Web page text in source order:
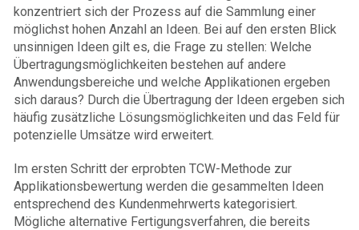
konzentriert sich der Prozess auf die Sammlung einer
möglichst hohen Anzahl an Ideen. Bei auf den ersten Blick
unsinnigen Ideen gilt es, die Frage zu stellen: Welche
Übertragungsmöglichkeiten bestehen auf andere
Anwendungsbereiche und welche Applikationen ergeben
sich daraus? Durch die Übertragung der Ideen ergeben sich
häufig zusätzliche Lösungsmöglichkeiten und das Feld für
potenzielle Umsätze wird erweitert.
Im ersten Schritt der erprobten TCW-Methode zur
Applikationsbewertung werden die gesammelten Ideen
entsprechend des Kundenmehrwerts kategorisiert.
Mögliche alternative Fertigungsverfahren, die bereits